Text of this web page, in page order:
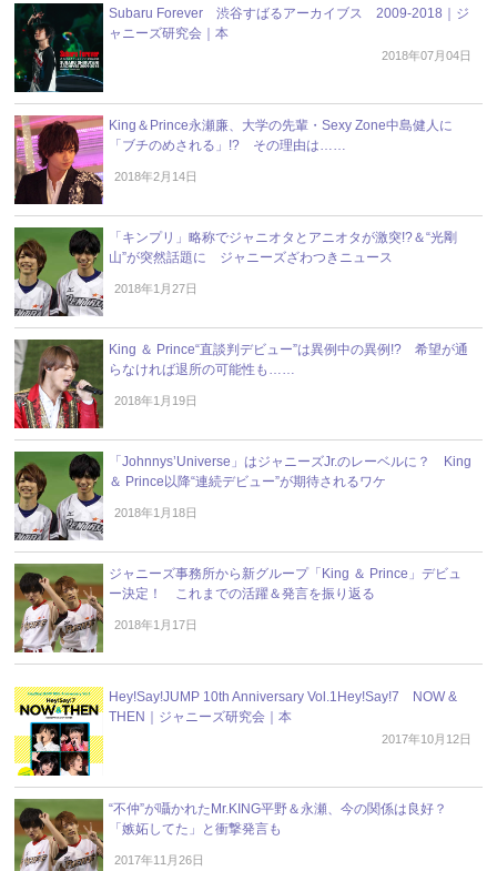
Subaru Forever 渋谷すばるアーカイブス 2009-2018｜ジ
ャニーズ研究会｜本
2018年07月04日
King＆Prince永瀬廉、大学の先輩・Sexy Zone中島健人に
「ブチのめされる」!? その理由は……
2018年2月14日
「キンプリ」略称でジャニオタとアニオタが激突!?＆“光剛
山”が突然話題に ジャニーズざわつきニュース
2018年1月27日
King ＆ Prince“直談判デビュー”は異例中の異例!? 希望が通
らなければ退所の可能性も……
2018年1月19日
「Johnnys’Universe」はジャニーズJr.のレーベルに？ King
＆ Prince以降“連続デビュー”が期待されるワケ
2018年1月18日
ジャニーズ事務所から新グループ「King ＆ Prince」デビュ
ー決定！ これまでの活躍＆発言を振り返る
2018年1月17日
Hey!Say!JUMP 10th Anniversary Vol.1Hey!Say!7 NOW &
THEN｜ジャニーズ研究会｜本
2017年10月12日
“不仲”が囁かれたMr.KING平野＆永瀬、今の関係は良好？
「嫉妬してた」と衝撃発言も
2017年11月26日